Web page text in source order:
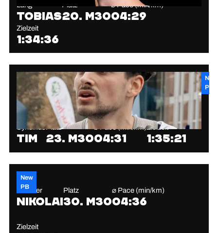
Lang
Tobias
Platz
20. M30
⌀ Pace (min/km)
04:29
Zielzeit
1:34:36
New
PB
Syndikus
Tim
Platz
23. M30
⌀ Pace (min/km)
04:31
Zielzeit
1:35:21
New
PB
Weidner
Nikolai
Platz
30. M30
⌀ Pace (min/km)
04:36
Zielzeit